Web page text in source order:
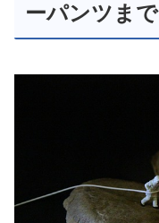
ーパンツまで